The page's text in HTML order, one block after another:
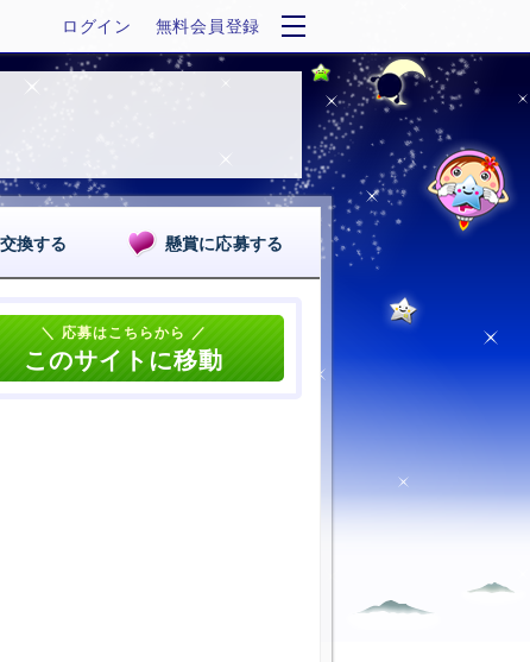
ログイン 無料会員登録
換する 懸賞に応募する